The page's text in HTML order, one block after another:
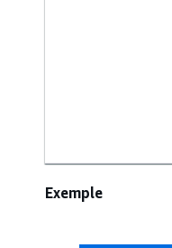
Exemple